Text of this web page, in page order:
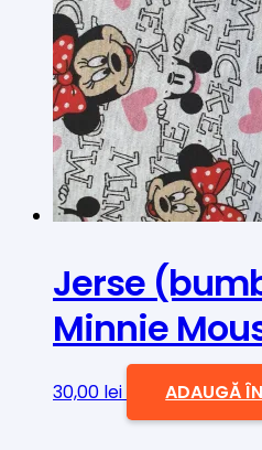
Jerse
Minnie
30,00 lei ADAUGĂ